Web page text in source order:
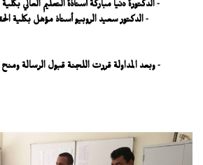
- الدكتورة دنيا مباركة أستاذة التعليم العالي
- الدكتور سعيد الروبيو أستاذ مؤهل بكلية
- وبعد المداولة قررت اللجنة قبول الرسالة ومنح